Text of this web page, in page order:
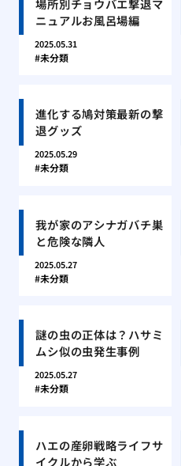
場所別チョウバエ撃退マ
ニュアルお風呂場編
2025.05.31
未分類
進化する鳩対策最新の撃
退グッズ
2025.05.29
未分類
我が家のアシナガバチ巣
と危険な隣人
2025.05.27
未分類
謎の虫の正体は？ハサミ
ムシ似の虫発生事例
2025.05.27
未分類
ハエの産卵戦略ライフサ
イクルから学ぶ